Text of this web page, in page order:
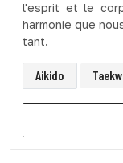
l'esprit et le
harmonie que
tant.
Aikido